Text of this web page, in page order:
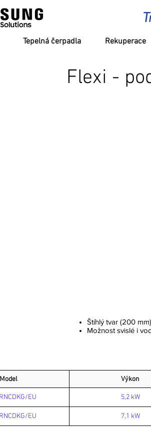
Tepelná čerpadla Rekuperace
Flexi -
Štíhlý tvar (200 mm)
Možnost svislé i
Model Výkon
EU 5,2 kW
EU 7,1 kW